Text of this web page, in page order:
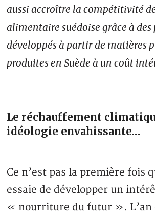
aussi accroître la compétitivité
alimentaire suédoise grâce à
développés à partir de matières
produites en Suède à un coût
Le réchauffement
idéologie envahissante…
Ce n’est pas la première fois
essaie de développer un
« nourriture du futur ». L’an